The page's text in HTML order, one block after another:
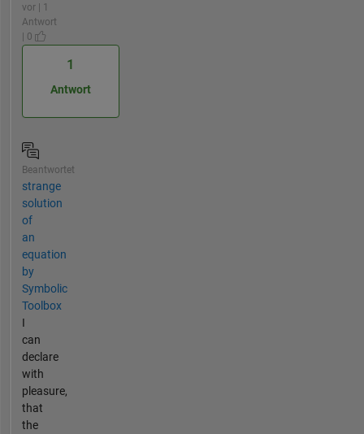
vor | 1
Antwort
| 0
1
Antwort
Beantwortet
strange
solution
of
an
equation
by
Symbolic
Toolbox
I
can
declare
with
pleasure,
that
the